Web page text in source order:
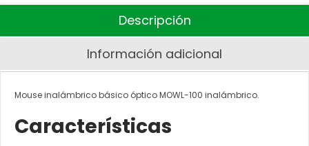
Descripción
Información adicional
Mouse inalámbrico básico óptico MOWL-100 inalámbrico.
Características